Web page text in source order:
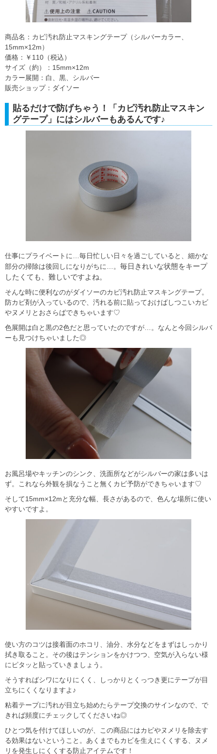
商品名：カビ汚れ防止マスキングテープ（シルバーカラー、
15mm×12m）
価格：￥110（税込）
サイズ（約）：15mm×12m
カラー展開：白、黒、シルバー
販売ショップ：ダイソー
貼るだけで防げちゃう！「カビ汚れ防止マスキン
グテープ」にはシルバーもあるんです♪
仕事にプライベートに…毎日忙しい日々を過ごしていると、細かな
部分の掃除は後回しになりがちに…。 毎日きれいな状態をキープ
したくても、難しいですよね。
そんな時に便利なのがダイソーのカビ汚れ防止マスキングテープ。
防カビ剤が入っているので、汚れる前に貼っておけばしつこいカビ
やヌメリとおさらばできちゃいます♡
色展開は白と黒の2色だと思っていたのですが…。なんと今回シルバ
ーも見つけちゃいました◎
お風呂場やキッチンのシンク、洗面所などがシルバーの家は多いは
ず。これなら外観を損なうこと無くカビ予防ができちゃいます♡
そして15mm×12mと充分な幅、長さがあるので、色んな場所に使い
やすいですよ。
使い方のコツは接着面のホコリ、油分、水分などをまずはしっかり
拭き取ること。その後はテンションをかけつつ、空気が入らない様
にピタッと貼っていきましょう。
そうすればシワになりにくく、しっかりとくっつき更にテープが目
立ちにくくなりますよ♪
粘着テープに汚れが目立ち始めたらテープ交換のサインなので、で
きれば頻度にチェックしてくださいね◎
ひとつ気を付けてほしいのが、この商品にはカビやヌメリを除去す
る効果はないということ。あくまでもカビを生えにくくする、ヌメ
リを発生しにくくする防止アイテムです！